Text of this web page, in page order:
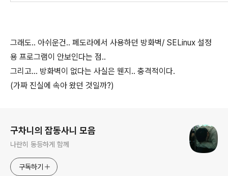
그래도.. 아쉬운건.. 페도라에서 사용하던 방화벽/ SELinux 설정
용 프로그램이 안보인다는 점..
그리고... 방화벽이 없다는 사실은 웬지.. 충격적이다.
(가짜 진실에 속아 왔던 것일까?)
구차니의 잡동사니 모음
나란히 동등하게 함께
구독하기